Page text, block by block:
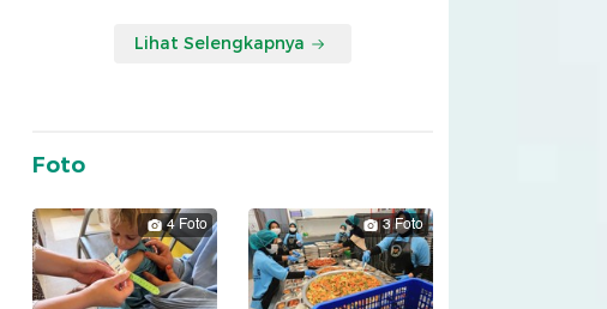
Lihat Selengkapnya
Foto
4 Foto 3 Foto